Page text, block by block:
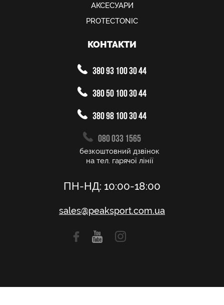
АКСЕСУАРИ
PROTECTONIC
КОНТАКТИ
380 93 100 30 44
380 50 100 30 44
380 98 100 30 44
080 033 1565
безкоштовний дзвінок
на тел. гарячої лінії
ПН-НД: 10:00-18:00
sales@peaksport.com.ua